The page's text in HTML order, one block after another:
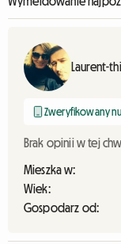
Laurent-
Zweryfikowany
Brak opinii w tej
Mieszka w:
Wiek:
Gospodarz od: